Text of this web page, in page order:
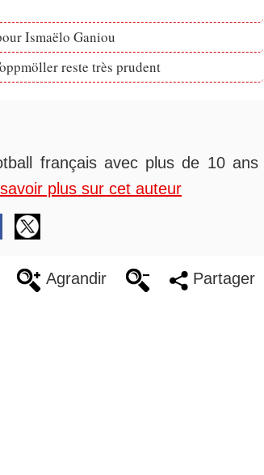
Ismaëlo Ganiou
reste très prudent
français avec plus de 10 ans
plus sur cet auteur
Agrandir Partager